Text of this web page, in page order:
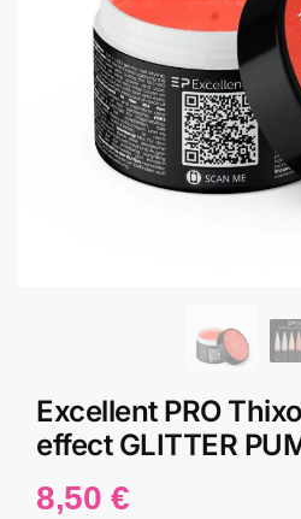
Excellent PRO
effect GLITTER
8,50 €